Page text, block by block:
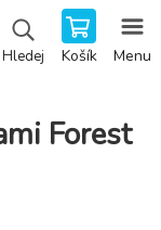
Hledej Košík Menu
Forest